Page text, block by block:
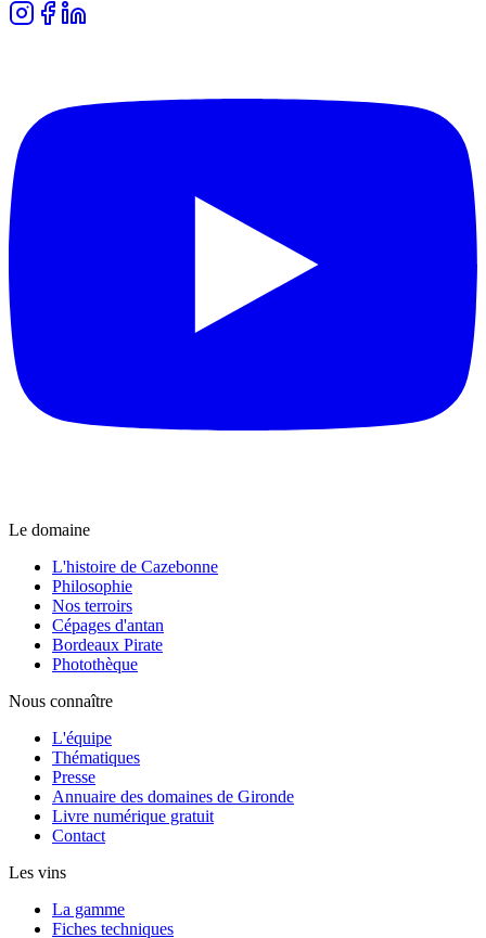
Le domaine
L'histoire de Cazebonne
Philosophie
Nos terroirs
Cépages d'antan
Bordeaux Pirate
Photothèque
Nous connaître
L'équipe
Thématiques
Presse
Annuaire des domaines de Gironde
Livre numérique gratuit
Contact
Les vins
La gamme
Fiches techniques